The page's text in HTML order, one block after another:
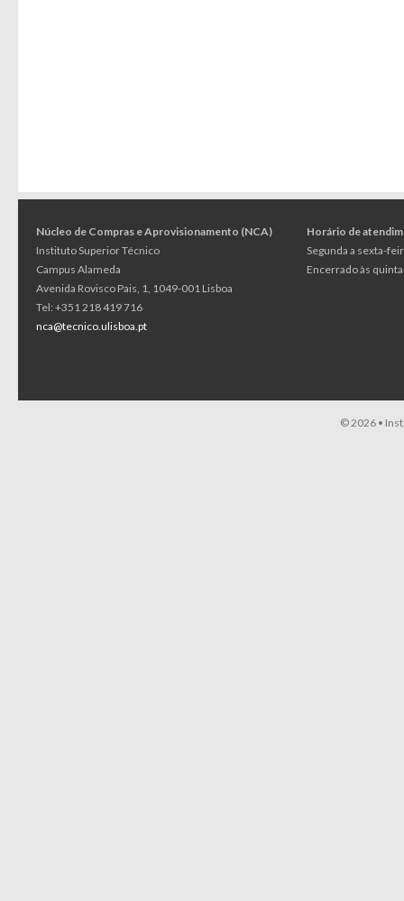
Núcleo de Compras e Aprovisionamento (NCA)
Instituto Superior Técnico
Campus Alameda
Avenida Rovisco Pais, 1, 1049-001 Lisboa
Tel: +351 218 419 716
nca@tecnico.ulisboa.pt
Horário de
Segunda a sexta-
Encerrado às
© 2026 •